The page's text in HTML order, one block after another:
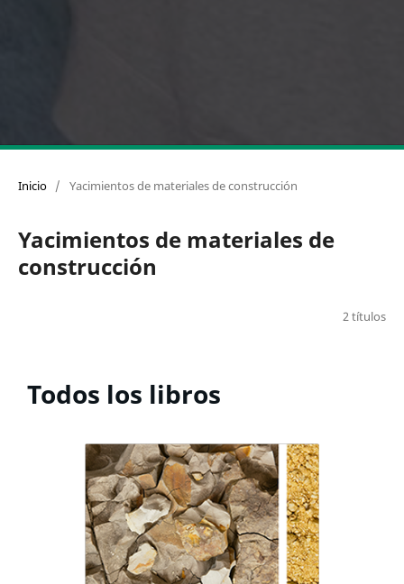
Inicio / Yacimientos de materiales de construcción
Yacimientos de materiales de
construcción
2 títulos
Todos los libros